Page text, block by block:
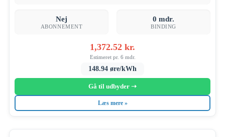
Nej
ABONNEMENT
0 mdr.
BINDING
1,372.52 kr.
Estimeret pr. 6 mdr.
148.94 øre/kWh
Gå til udbyder ➝
Læs mere »